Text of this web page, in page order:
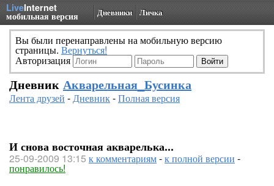
LiveInternet
мобильная версия Дневники Личка
Вы были перенаправлены на мобильную версию
страницы. Вернуться!
Авторизация
Дневник Акварельная_Бусинка
Лента друзей -Дневник-Полная версия
И снова восточная акварелька...
25-09-2009 13:15 к комментариям-к полной версии -
понравилось!